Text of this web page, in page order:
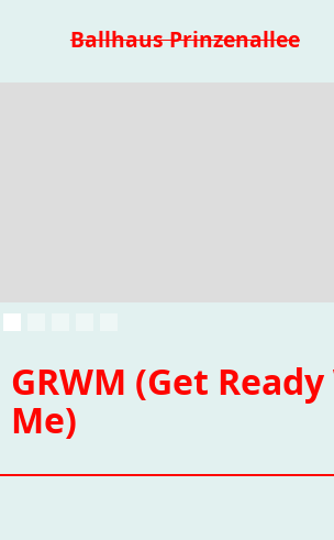
Ballhaus Prinzenallee
Kinder- & Jugendtheater
GRWM (Get
Me)